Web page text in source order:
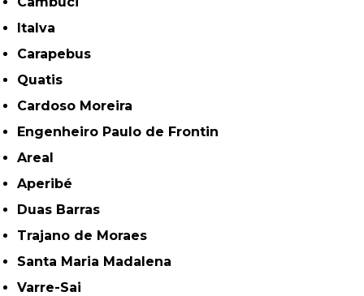
Italva
Carapebus
Quatis
Cardoso Moreira
Engenheiro Paulo de Frontin
Areal
Aperibé
Duas Barras
Trajano de Moraes
Santa Maria Madalena
Varre-Sai